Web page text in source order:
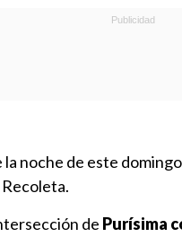
noche de este domingo
Recoleta.
de Purísima